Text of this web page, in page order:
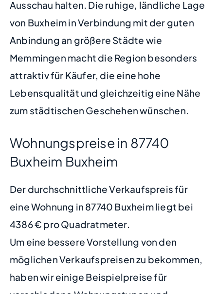
Ausschau halten. Die ruhige, ländliche Lage
von Buxheim in Verbindung mit der guten
Anbindung an größere Städte wie
Memmingen macht die Region besonders
attraktiv für Käufer, die eine hohe
Lebensqualität und gleichzeitig eine Nähe
zum städtischen Geschehen wünschen.
Wohnungspreise in 87740
Buxheim Buxheim
Der durchschnittliche Verkaufspreis für
eine Wohnung in 87740 Buxheim liegt bei
4386 € pro Quadratmeter.
Um eine bessere Vorstellung von den
möglichen Verkaufspreisen zu bekommen,
haben wir einige Beispielpreise für